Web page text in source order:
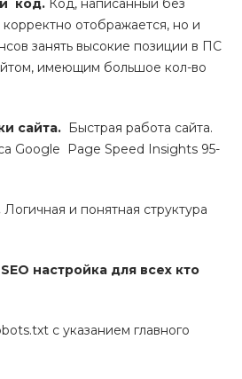
код. Код, написанный без
отображается, но и
занять высокие позиции в ПС
имеющим большое кол-во
сайта. Быстрая работа сайта.
Google Page Speed Insights 95-
Логичная и понятная структура
настройка для всех кто
с указанием главного